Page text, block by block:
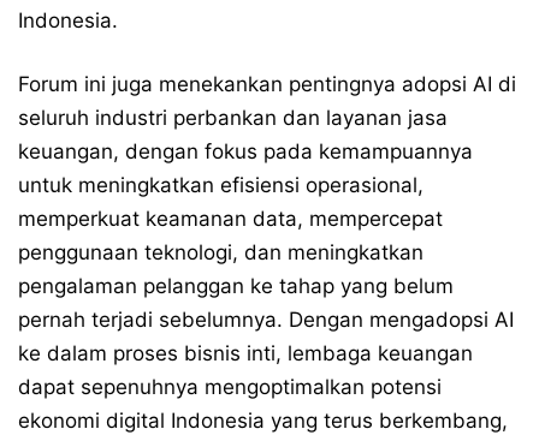
Indonesia.
Forum ini juga menekankan pentingnya adopsi AI di
seluruh industri perbankan dan layanan jasa
keuangan, dengan fokus pada kemampuannya
untuk meningkatkan efisiensi operasional,
memperkuat keamanan data, mempercepat
penggunaan teknologi, dan meningkatkan
pengalaman pelanggan ke tahap yang belum
pernah terjadi sebelumnya. Dengan mengadopsi AI
ke dalam proses bisnis inti, lembaga keuangan
dapat sepenuhnya mengoptimalkan potensi
ekonomi digital Indonesia yang terus berkembang,